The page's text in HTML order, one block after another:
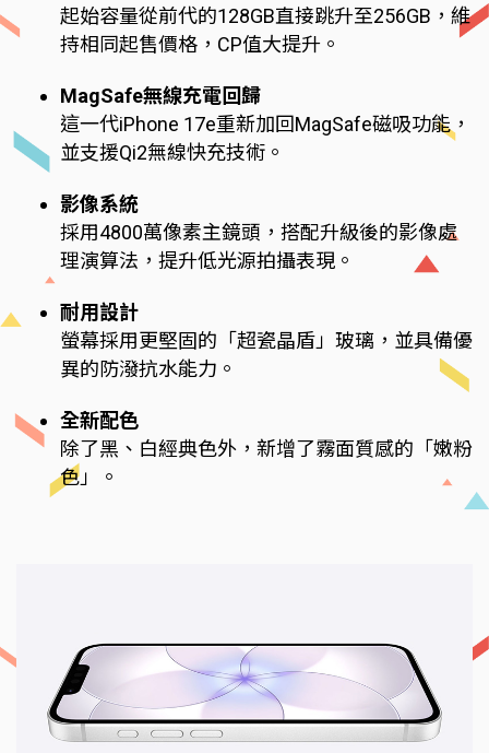
起始容量從前代的128GB直接跳升至256GB，維
持相同起售價格，CP值大提升。
MagSafe無線充電回歸
這一代iPhone 17e重新加回MagSafe磁吸功能，
並支援Qi2無線快充技術。
影像系統
採用4800萬像素主鏡頭，搭配升級後的影像處
理演算法，提升低光源拍攝表現。
耐用設計
螢幕採用更堅固的「超瓷晶盾」玻璃，並具備優
異的防潑抗水能力。
全新配色
除了黑、白經典色外，新增了霧面質感的「嫩粉
色」。